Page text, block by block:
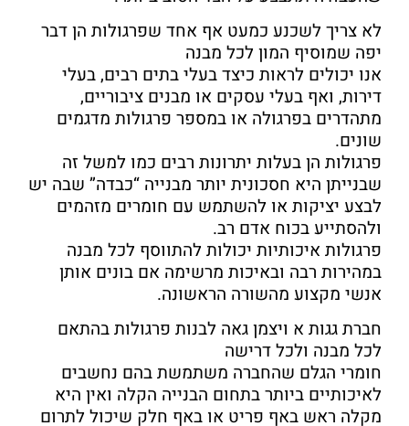
לא צריך לשכנע כמעט אף אחד שפרגולות הן דבר
יפה שמוסיף המון לכל מבנה
אנו יכולים לראות כיצד בעלי בתים רבים, בעלי
דירות, ואף בעלי עסקים או מבנים ציבוריים,
מתהדרים בפרגולה או במספר פרגולות מדגמים
שונים.
פרגולות הן בעלות יתרונות רבים כמו למשל זה
שבנייתן היא חסכונית יותר מבנייה “כבדה” שבה יש
לבצע יציקות או להשתמש עם חומרים מזהמים
ולהסתייע בכוח אדם רב.
פרגולות איכותיות יכולות להתווסף לכל מבנה
במהירות רבה ובאיכות מרשימה אם בונים אותן
אנשי מקצוע מהשורה הראשונה.
חברת גגות א ויצמן גאה לבנות פרגולות בהתאם
לכל מבנה ולכל דרישה
חומרי הגלם שהחברה משתמשת בהם נחשבים
לאיכותיים ביותר בתחום הבנייה הקלה ואין היא
מקלה ראש באף פריט או באף חלק שיכול לתרום